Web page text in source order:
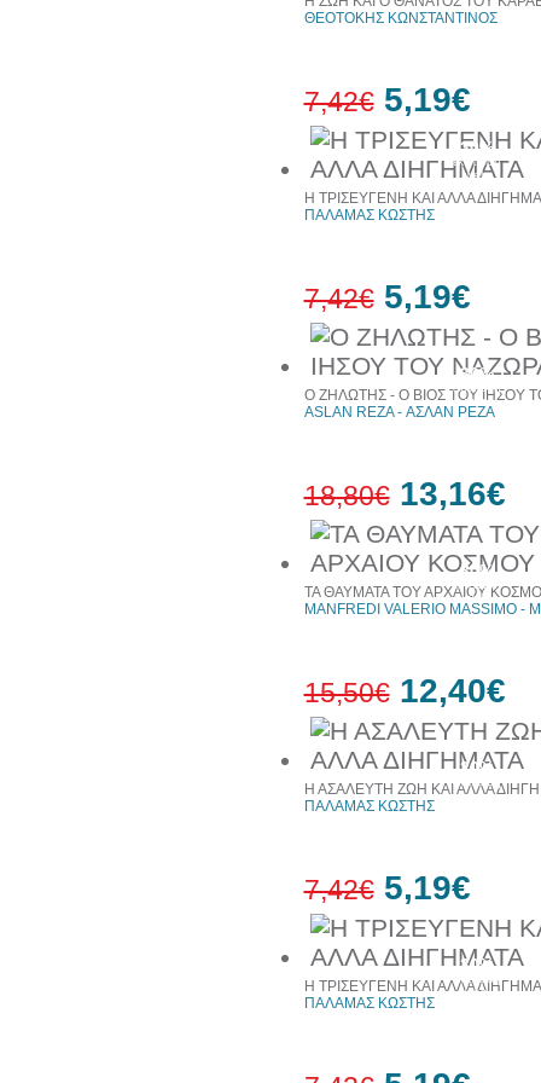
30%
έκπτωση
web
ΘΕΟΤΟΚΗΣ ΚΩΝΣΤΑΝΤΙΝΟΣ
7,42€ 5,19€
30%
έκπτωση
web
Η ΤΡΙΣΕΥΓΕΝΗ ΚΑΙ ΑΛΛΑ
ΠΑΛΑΜΑΣ ΚΩΣΤΗΣ
7,42€ 5,19€
30%
έκπτωση
web
Ο ΖΗΛΩΤΗΣ - Ο ΒΙΟΣ ΤΟΥ ΙΗΣΟΥ
ASLAN REZA - ΑΣΛΑΝ ΡΕΖΑ
18,80€ 13,16€
20%
έκπτωση
ΤΑ ΘΑΥΜΑΤΑ ΤΟΥ ΑΡΧΑΙΟΥ
MANFREDI VALERIO MASSIMO
15,50€ 12,40€
30%
έκπτωση
web
Η ΑΣΑΛΕΥΤΗ ΖΩΗ ΚΑΙ ΑΛΛΑ
ΠΑΛΑΜΑΣ ΚΩΣΤΗΣ
7,42€ 5,19€
Η ΤΡΙΣΕΥΓΕΝΗ ΚΑΙ ΑΛΛΑ
ΠΑΛΑΜΑΣ ΚΩΣΤΗΣ